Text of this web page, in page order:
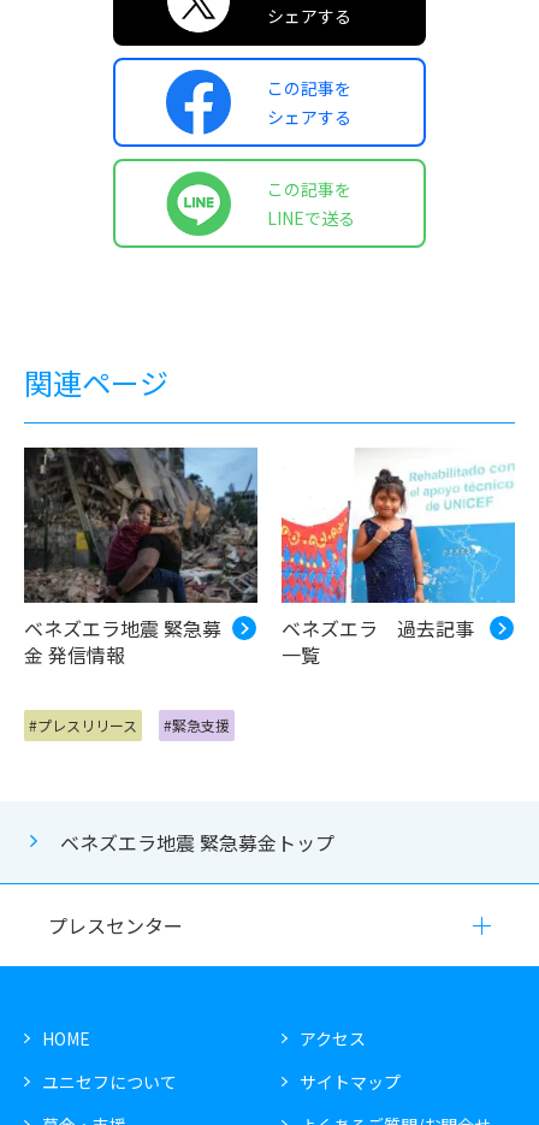
シェアする
この記事を
シェアする
この記事を
LINEで送る
関連ページ
ベネズエラ地震 緊急募
金 発信情報
ベネズエラ 過去記事
一覧
#プレスリリース #緊急支援
ベネズエラ地震 緊急募金トップ
プレスセンター
HOME
ユニセフについて
アクセス
サイトマップ